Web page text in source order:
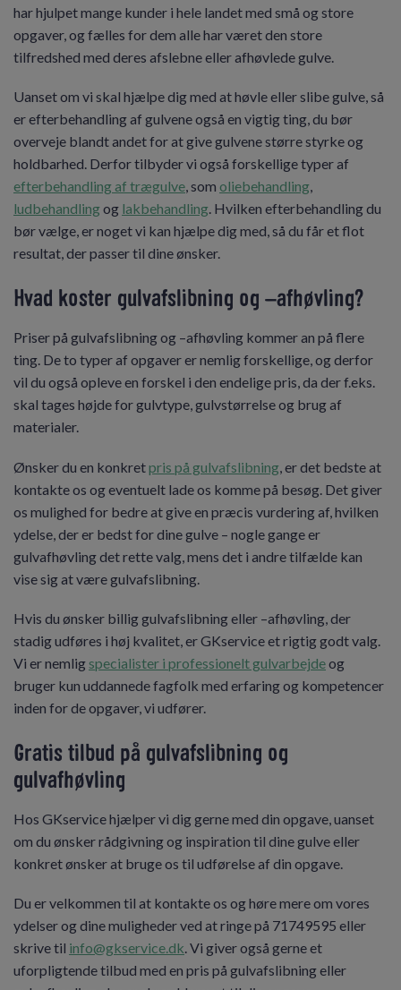
har hjulpet mange kunder i hele landet med små og store
opgaver, og fælles for dem alle har været den store
tilfredshed med deres afslebne eller afhøvlede gulve.
Uanset om vi skal hjælpe dig med at høvle eller slibe gulve, så
er efterbehandling af gulvene også en vigtig ting, du bør
overveje blandt andet for at give gulvene større styrke og
holdbarhed. Derfor tilbyder vi også forskellige typer af
efterbehandling af trægulve, som oliebehandling,
ludbehandlingog lakbehandling. Hvilken efterbehandling du
bør vælge, er noget vi kan hjælpe dig med, så du får et flot
resultat, der passer til dine ønsker.
Hvad koster gulvafslibning og –afhøvling?
Priser på gulvafslibning og –afhøvling kommer an på flere
ting. De to typer af opgaver er nemlig forskellige, og derfor
vil du også opleve en forskel i den endelige pris, da der f.eks.
skal tages højde for gulvtype, gulvstørrelse og brug af
materialer.
Ønsker du en konkretpris på gulvafslibning , er det bedste at
kontakte os og eventuelt lade os komme på besøg. Det giver
os mulighed for bedre at give en præcis vurdering af, hvilken
ydelse, der er bedst for dine gulve – nogle gange er
gulvafhøvling det rette valg, mens det i andre tilfælde kan
vise sig at være gulvafslibning.
Hvis du ønsker billig gulvafslibning eller –afhøvling, der
stadig udføres i høj kvalitet, er GKservice et rigtig godt valg.
Vi er nemlig specialister i professionelt gulvarbejdeog
bruger kun uddannede fagfolk med erfaring og kompetencer
inden for de opgaver, vi udfører.
Gratis tilbud på gulvafslibning og
gulvafhøvling
Hos GKservice hjælper vi dig gerne med din opgave, uanset
om du ønsker rådgivning og inspiration til dine gulve eller
konkret ønsker at bruge os til udførelse af din opgave.
Du er velkommen til at kontakte os og høre mere om vores
ydelser og dine muligheder ved at ringe på 71749595 eller
skrive til info@gkservice.dk. Vi giver også gerne et
uforpligtende tilbud med en pris på gulvafslibning eller